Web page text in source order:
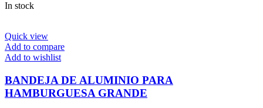
In stock
Quick view
Add to compare
Add to wishlist
BANDEJA DE ALUMINIO PARA
HAMBURGUESA GRANDE